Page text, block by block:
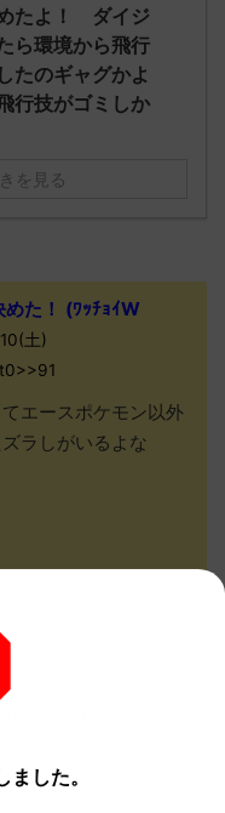
たよ！ ダイジ
ら環境から飛行
たのギャグかよ
行技がゴミしか
を見る
た！ (ﾜｯﾁｮｲW
土)
エースポケモン以外
ラしがいるよな
が盛り上がった
した。